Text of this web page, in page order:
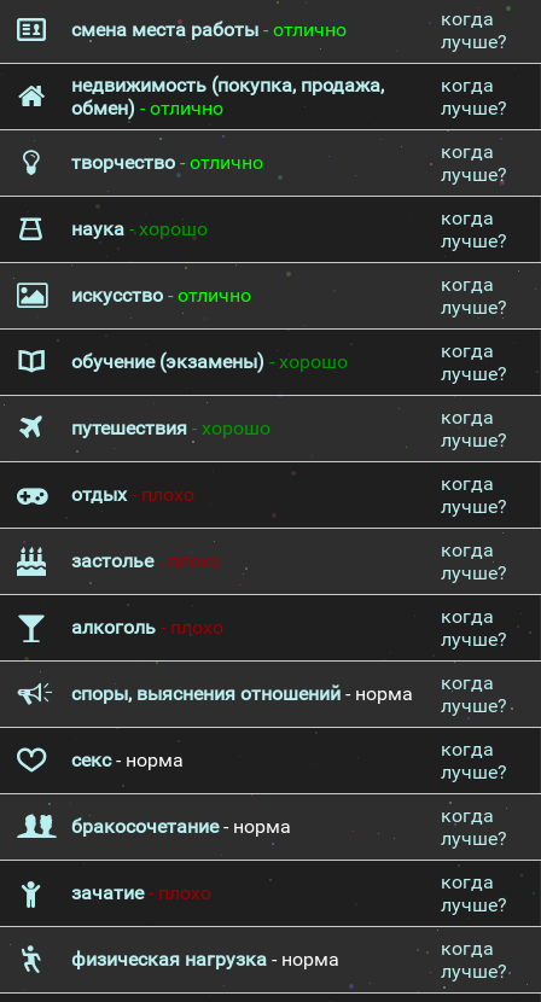
смена места работы - отлично
когда
лучше?
недвижимость (покупка, продажа,
обмен) - отлично
когда
лучше?
творчество - отлично
когда
лучше?
наука - хорошо
когда
лучше?
искусство - отлично
когда
лучше?
обучение (экзамены) - хорошо
когда
лучше?
путешествия - хорошо
когда
лучше?
отдых- плохо
когда
лучше?
застолье- плохо
когда
лучше?
алкоголь - плохо
когда
лучше?
споры, выяснения отношений - норма
когда
лучше?
секс- норма
когда
лучше?
бракосочетание- норма
когда
лучше?
зачатие- плохо
когда
лучше?
физическая нагрузка - норма
когда
лучше?